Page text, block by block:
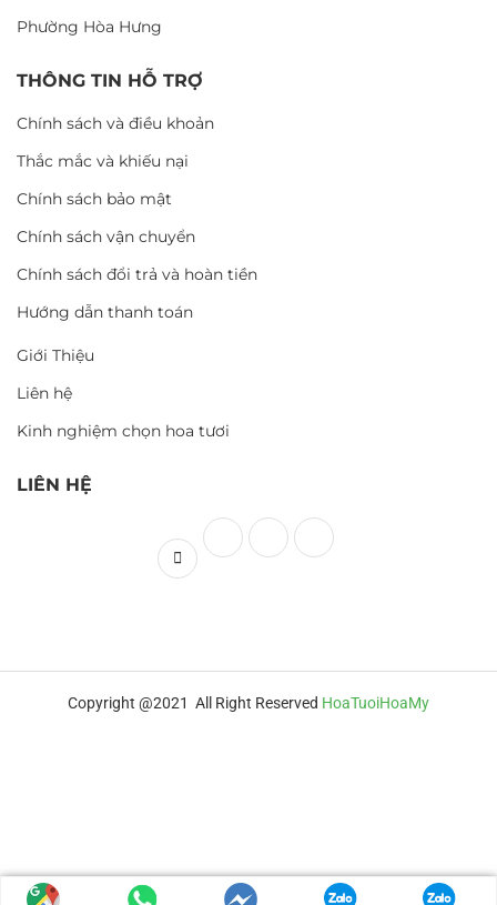
Phường Hòa Hưng
THÔNG TIN HỖ TRỢ
Chính sách và điều khoản
Thắc mắc và khiếu nại
Chính sách bảo mật
Chính sách vận chuyển
Chính sách đổi trả và hoàn tiền
Hướng dẫn thanh toán
Giới Thiệu
Liên hệ
Kinh nghiệm chọn hoa tươi
LIÊN HỆ
Copyright @2021 All Right Reserved HoaTuoiHoaMy